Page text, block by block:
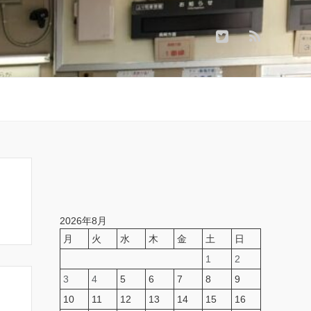
2026年8月
月
火 水 木 金 土
日
1
2
3
4 5 6 7 8
9
10
11 12 13 14 15 16